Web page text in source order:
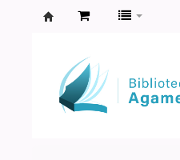
Agamenon
Magalhães